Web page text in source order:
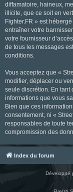
diffamatoire, haineux,
illicite, que ce soit en
Fighter.FR » est
entraîner votre
votre fournisseur
de tous les messages
conditions.
Vous acceptez que «
modifier, déplacer ou
seule discrétion. En tant
informations que vous
Bien que ces
consentement, ni «
responsables de toute
compromission des
Index du forum
Développé